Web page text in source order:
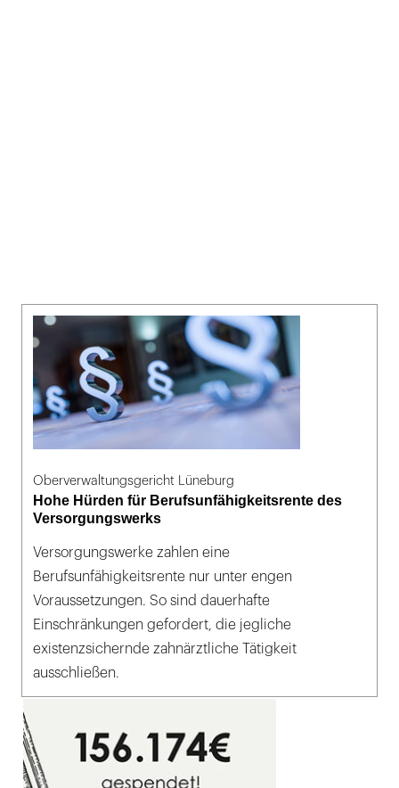
Oberverwaltungsgericht Lüneburg
Hohe Hürden für Berufsunfähigkeitsrente des
Versorgungswerks
Versorgungswerke zahlen eine
Berufsunfähigkeitsrente nur unter engen
Voraussetzungen. So sind dauerhafte
Einschränkungen gefordert, die jegliche
existenzsichernde zahnärztliche Tätigkeit
ausschließen.